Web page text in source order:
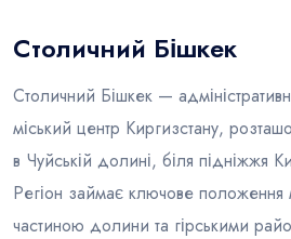
Блог
Столичний Бішкек
Столичний Бішкек —
міський центр Киргизстану,
в Чуйській долині, біля підніжжя
Регіон займає ключове положення
частиною долини та гірськими